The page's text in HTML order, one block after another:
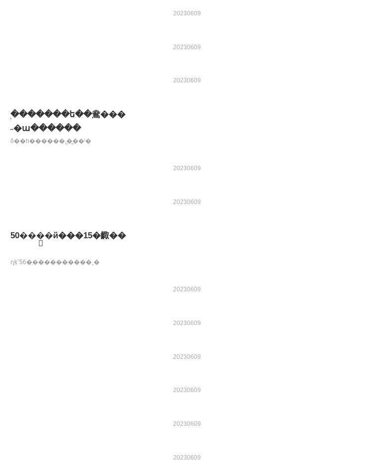
20230609
20230609
20230609
̨�������ե��鴦���
˶�ա������
δ��һ������,̫�̼��ˡ�
20230609
20230609
50���֤�й���15�齱��
ղķ˹56�ִ����������¸�
20230609
20230609
20230609
20230609
20230609
20230609